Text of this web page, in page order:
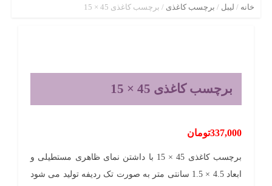
خانه / لیبل / برچسب کاغذی / برچسب کاغذی 45 × 15
برچسب کاغذی 45 × 15
337,000تومان
برچسب کاغذی 45 × 15 با داشتن نمای ظاهری مستطیلی و
ابعاد 4.5 × 1.5 سانتی متر به صورت تک ردیفه تولید می شود